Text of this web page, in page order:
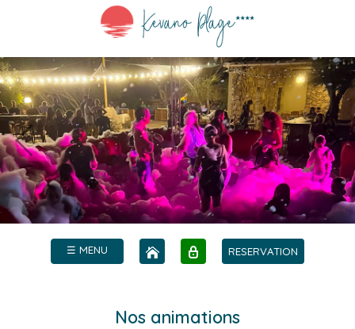
☰ MENU RESERVATION
Nos animations